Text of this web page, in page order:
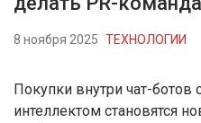
8 ноября 2025 ТЕХНОЛОГИИ
Покупки внутри чат-ботов
интеллектом становятся